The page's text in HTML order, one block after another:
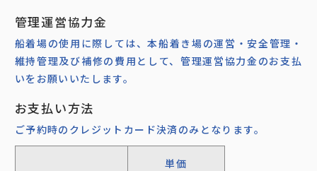
管理運営協力金
船着場の使用に際しては、本船着き場の運営・安全管理・
維持管理及び補修の費用として、管理運営協力金のお支払
いをお願いいたします。
お支払い方法
ご予約時のクレジットカード決済のみとなります。
単価